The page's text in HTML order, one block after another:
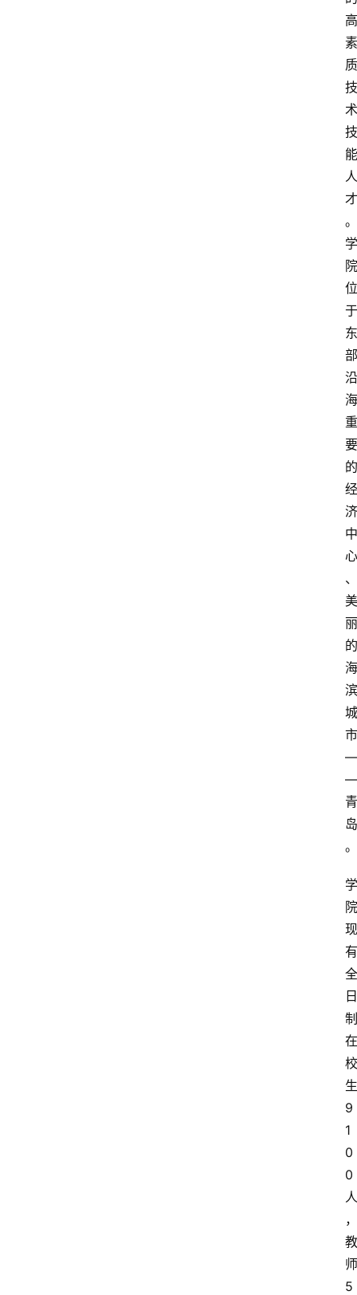
高
素
质
技
术
技
能
人
才
。
学
院
位
于
东
部
沿
海
重
要
的
经
济
中
心
、
美
丽
的
海
滨
城
市
—
—
青
岛
。
学
院
现
有
全
日
制
在
校
生
9
1
0
0
人
，
教
师
5